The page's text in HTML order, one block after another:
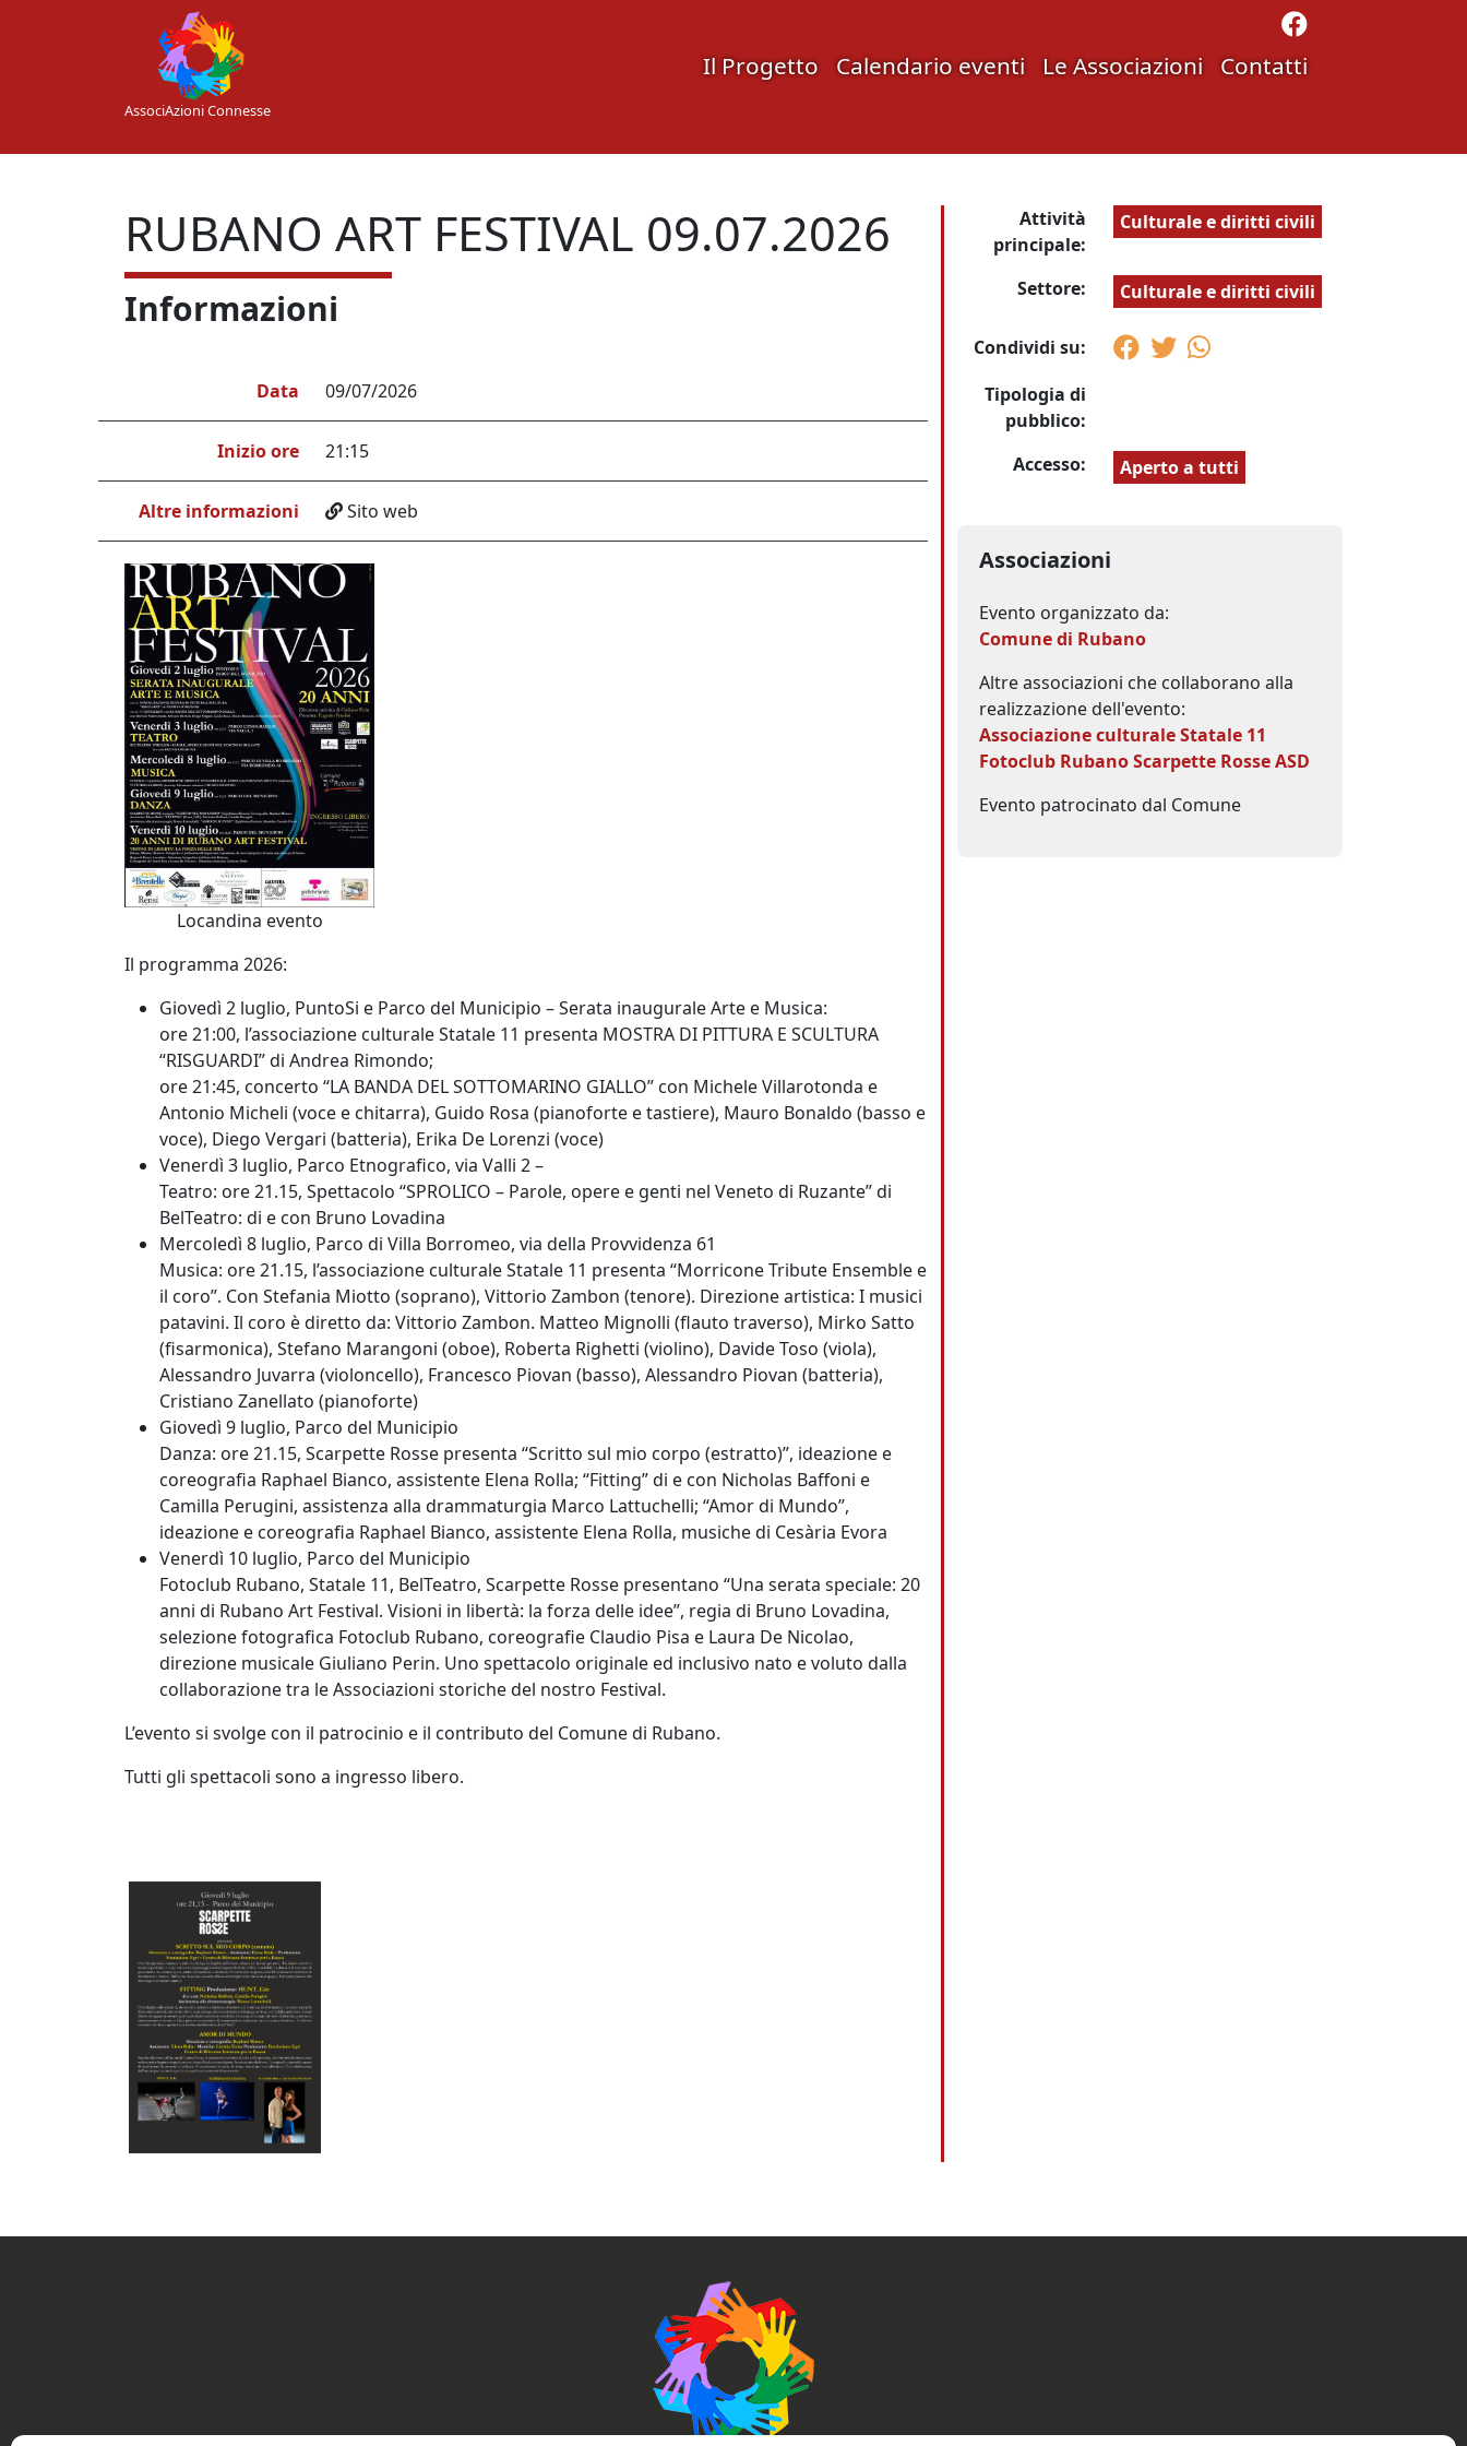
AssociAzioni Connesse
Il Progetto Calendario eventi Le Associazioni Contatti
RUBANO ART FESTIVAL 09.07.2026
Informazioni
Data 09/07/2026
Inizio ore 21:15
Altre informazioni Sito web
Locandina evento
Il programma 2026:
Giovedì 2 luglio, PuntoSi e Parco del Municipio –Serata inaugurale Arte e Musica:
ore 21:00, l’associazione culturale Statale 11 presenta MOSTRA DI PITTURA E SCULTURA
“RISGUARDI” di Andrea Rimondo;
ore 21:45, concerto “LA BANDA DEL SOTTOMARINO GIALLO” con Michele Villarotonda e
Antonio Micheli (voce e chitarra), Guido Rosa (pianoforte e tastiere), Mauro Bonaldo (basso e
voce), Diego Vergari (batteria), Erika De Lorenzi (voce)
Venerdì 3 luglio, Parco Etnografico, via Valli 2 –
Teatro: ore 21.15, Spettacolo “SPROLICO – Parole, opere e genti nel Veneto di Ruzante” di
BelTeatro: di e con Bruno Lovadina
Mercoledì 8 luglio, Parco di Villa Borromeo, via della Provvidenza 61
Musica: ore 21.15, l’associazione culturale Statale 11 presenta “Morricone Tribute Ensemble e
il coro”. Con Stefania Miotto (soprano), Vittorio Zambon (tenore). Direzione artistica: I musici
patavini. Il coro è diretto da: Vittorio Zambon. Matteo Mignolli (flauto traverso), Mirko Satto
(fisarmonica), Stefano Marangoni (oboe), Roberta Righetti (violino), Davide Toso (viola),
Alessandro Juvarra (violoncello), Francesco Piovan (basso), Alessandro Piovan (batteria),
Cristiano Zanellato (pianoforte)
Giovedì 9 luglio, Parco del Municipio
Danza: ore 21.15, Scarpette Rosse presenta “Scritto sul mio corpo (estratto)”, ideazione e
coreografia Raphael Bianco, assistente Elena Rolla; “Fitting” di e con Nicholas Baffoni e
Camilla Perugini, assistenza alla drammaturgia Marco Lattuchelli; “Amor di Mundo”,
ideazione e coreografia Raphael Bianco, assistente Elena Rolla, musiche di Cesària Evora
Venerdì 10 luglio, Parco del Municipio
Fotoclub Rubano, Statale 11, BelTeatro, Scarpette Rosse presentano “Una serata speciale: 20
anni di Rubano Art Festival. Visioni in libertà: la forza delle idee”, regia di Bruno Lovadina,
selezione fotografica Fotoclub Rubano, coreografie Claudio Pisa e Laura De Nicolao,
direzione musicale Giuliano Perin. Uno spettacolo originale ed inclusivo nato e voluto dalla
collaborazione tra le Associazioni storiche del nostro Festival.
L’evento si svolge con il patrocinio e il contributo del Comune di Rubano.
Tutti gli spettacoli sono a ingresso libero.
Attività
principale:
Culturale e diritti civili
Settore: Culturale e diritti civili
Condividi su:
Tipologia di
pubblico:
Accesso:
Aperto a tutti
Associazioni
Evento organizzato da:
Comune di Rubano
Altre associazioni che collaborano alla
realizzazione dell'evento:
Associazione culturale Statale 11
Fotoclub RubanoScarpette Rosse ASD
Evento patrocinato dal Comune